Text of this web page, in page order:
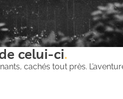
celui-ci
cachés tout près.